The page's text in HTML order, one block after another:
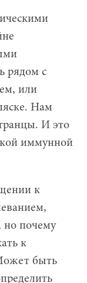
рядом с
или
Нам
И это
иммунной
к
но почему
к
быть